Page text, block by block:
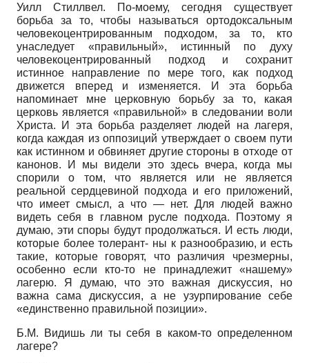
Уилл Стиллвел. По-моему, сегодня существует
борьба за то, чтобы называться ортодоксальным
человекоцентрированным подходом, за то, кто
унаследует «правильный», истинный по духу
человекоцентри­рованный подход и сохранит
истинное направление по мере того, как подход
движется вперед и изменяется. И эта борьба
напоминает мне церковную борьбу за то, какая
церковь является «правильной» в следовании воли
Христа. И эта борьба разделяет людей на лагеря,
когда каждая из оппозиций утверждает о своем пути
как истинном и обвиняет другие стороны в отходе от
канонов. И мы видели это здесь вчера, когда мы
спорили о том, что является или не является
реальной сердцевиной подхода и его приложений,
что имеет смысл, а что — нет. Для людей важно
видеть себя в главном русле подхода. Поэтому я
думаю, эти споры будут продолжаться. И есть люди,
которые более толерант- ны к разнообразию, и есть
такие, которые говорят, что различия чрезмерны,
особенно если кто-то не принадлежит «нашему»
лагерю. Я думаю, что это важная дискуссия, но
важна сама дискуссия, а не узур­пирование себе
«единственно правильной позиции».
Б.М. Видишь ли ты себя в каком-то определенном
лагере?